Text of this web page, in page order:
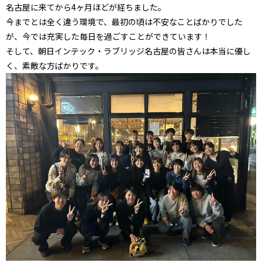
名古屋に来てから4ヶ月ほどが経ちました。
今までとは全く違う環境で、最初の頃は不安なことばかりでした
が、今では充実した毎日を過ごすことができています！
そして、朝日インテック・ラブリッジ名古屋の皆さんは本当に優し
く、素敵な方ばかりです。